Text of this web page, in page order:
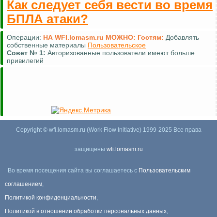
Как следует себя вести во время
БПЛА атаки?
Операции: НА WFI.lomasm.ru МОЖНО: Гостям: Добавлять
собственные материалы Пользовательское
Совет № 1: Авторизованные пользователи имеют больше
привилегий
Copyright © wfi.lomasm.ru (Work Flow Initiative) 1999-2025 Все права
защищены wfi.lomasm.ru
Во время посещения сайта вы соглашаетесь с Пользовательским
соглашением,
Политикой конфиденциальности,
Политикой в отношении обработки персональных данных,